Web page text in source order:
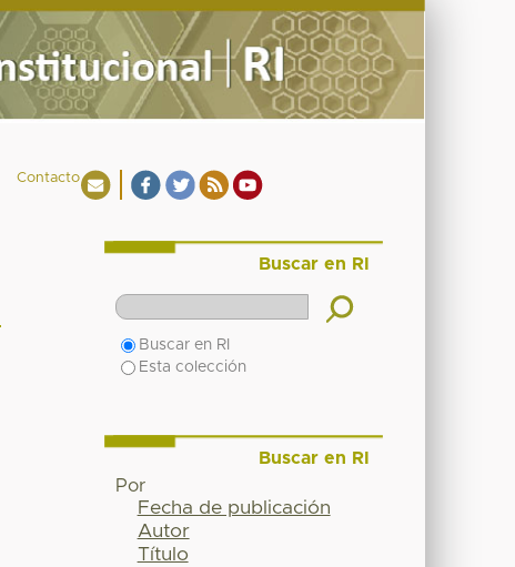
Contacto
Buscar en RI
Buscar en RI
Esta colección
Buscar en RI
Por
Fecha de publicación
Autor
Título